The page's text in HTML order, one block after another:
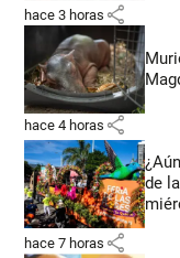
hace 3 horas share
hace 4 horas share
de
hace 7 horas share